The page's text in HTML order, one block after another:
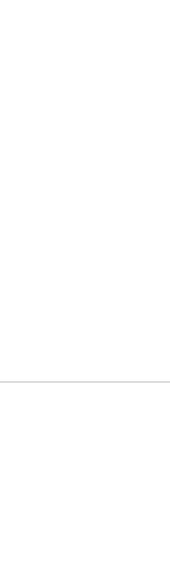
page 1
seuraavalle